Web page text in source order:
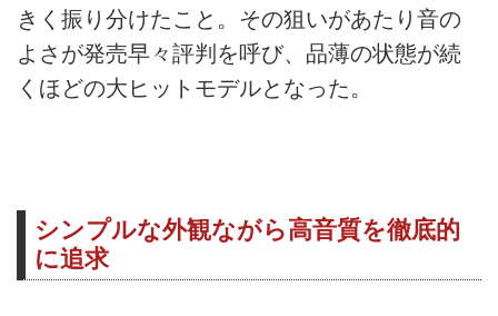
きく振り分けたこと。その狙いがあたり音の
よさが発売早々評判を呼び、品薄の状態が続
くほどの大ヒットモデルとなった。
シンプルな外観ながら高音質を徹底的
に追求